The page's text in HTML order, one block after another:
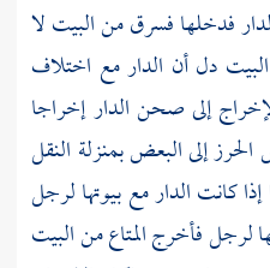
فدخلها فسرق من البيت لا
دل أن الدار مع اختلاف
إلى صحن الدار إخراجا
إلى البعض بمنزلة النقل
كانت الدار مع بيوتها لرجل
لرجل فأخرج المتاع من البيت